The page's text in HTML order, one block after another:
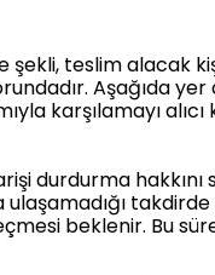
teslim alacak
Aşağıda
karşılamayı
durdurma hakkını
takdirde
beklenir. Bu